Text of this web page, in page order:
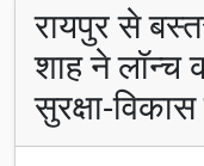
रायपुर से
शाह ने लॉन्च
सुरक्षा-